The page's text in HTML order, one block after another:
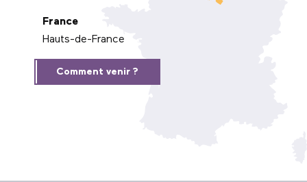
France
Hauts-de-France
Comment venir ?